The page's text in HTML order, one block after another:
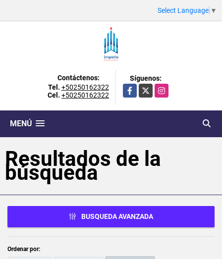
Select Language ▼
Contáctenos:
Tel. +50250162322
Cel. +50250162322
Síguenos:
Facebook
X Instagram
MENÚ
Resultados de la
búsqueda
BUSQUEDA AVANZADA
Ordenar por: